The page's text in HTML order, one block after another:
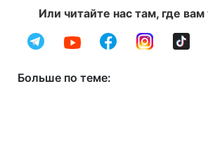
Или читайте нас там, где вам
Больше по теме: